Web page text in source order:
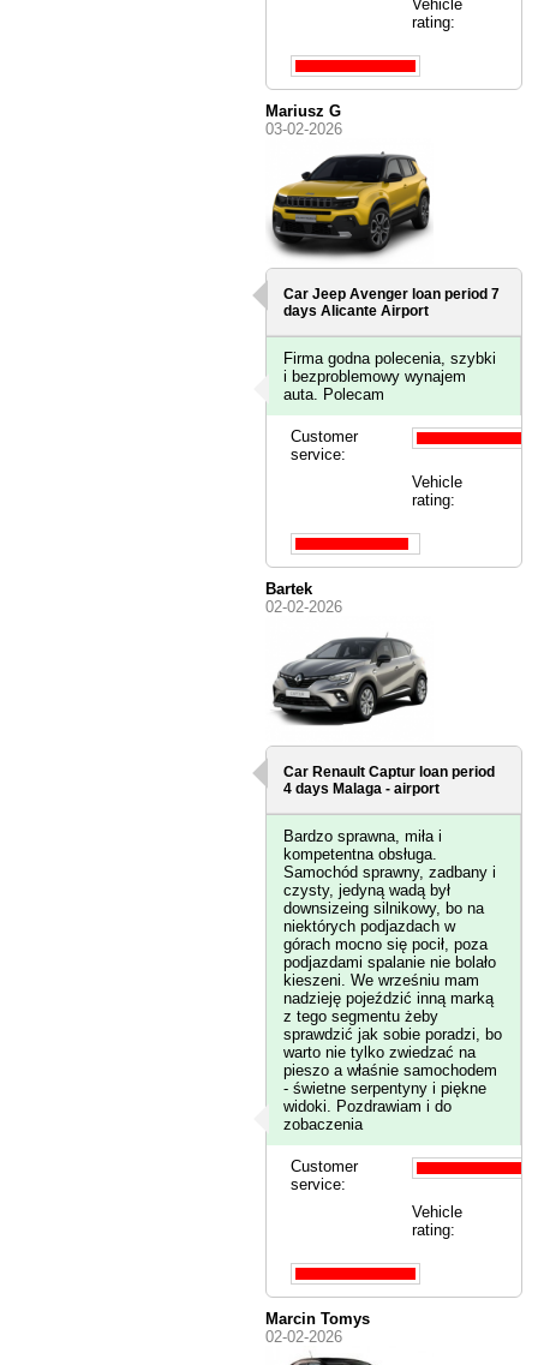
Vehicle
rating:
Mariusz G
03-02-2026
Car Jeep Avenger loan period 7
daysAlicante Airport
Firma godna polecenia, szybki
i bezproblemowy wynajem
auta. Polecam
Customer
service:
Vehicle
rating:
Bartek
02-02-2026
Car Renault Captur loan period
4 days Malaga - airport
Bardzo sprawna, miła i
kompetentna obsługa.
Samochód sprawny, zadbany i
czysty, jedyną wadą był
downsizeing silnikowy, bo na
niektórych podjazdach w
górach mocno się pocił, poza
podjazdami spalanie nie bolało
kieszeni. We wrześniu mam
nadzieję pojeździć inną marką
z tego segmentu żeby
sprawdzić jak sobie poradzi, bo
warto nie tylko zwiedzać na
pieszo a właśnie samochodem
- świetne serpentyny i piękne
widoki. Pozdrawiam i do
zobaczenia
Customer
service:
Vehicle
rating:
Marcin Tomys
02-02-2026